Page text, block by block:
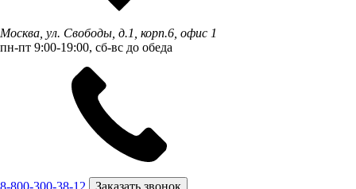
Москва, ул. Свободы, д.1, корп.6, офис 1
пн-пт 9:00-19:00, сб-вс до обеда
8-800-300-38-12 Заказать звонок